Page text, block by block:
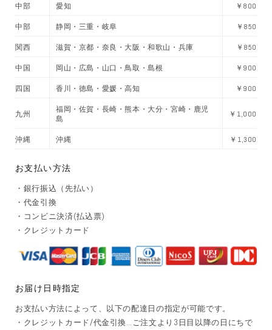
中部 愛知 ￥800
中部 静岡・三重・岐阜 ￥850
関西 滋賀・京都・奈良・大阪・和歌山・兵庫 ￥850
中国 岡山・広島・山口・鳥取・島根 ￥900
四国 香川・徳島・愛媛・高知 ￥900
九州
福岡・佐賀・長崎・熊本・大分・宮崎・鹿児
島
￥1,000
沖縄 沖縄 ￥1,300
お支払い方法
・銀行振込（先払い）
・代金引換
・コンビニ決済(払込票)
・クレジットカード
お届け日時指定
お支払い方法によって、以下の配達日の指定が可能です。
・クレジットカード/代金引換…ご注文より3日目以降の日にちで